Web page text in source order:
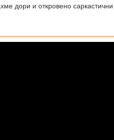
дори и откровено саркастични